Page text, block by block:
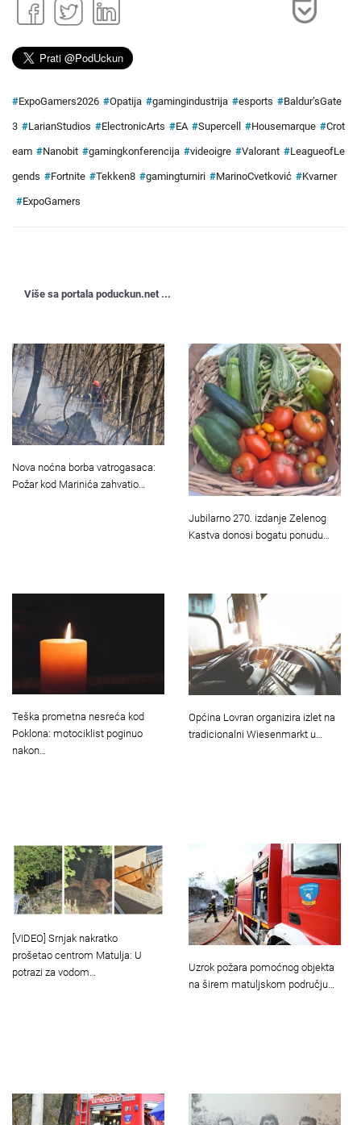
#ExpoGamers2026 #Opatija #gamingindustrija #esports #Baldur’sGate
3 #LarianStudios #ElectronicArts #EA #Supercell #Housemarque #Crot
eam #Nanobit #gamingkonferencija #videoigre #Valorant #LeagueofLe
gends #Fortnite #Tekken8 #gamingturniri #MarinoCvetković #Kvarner
#ExpoGamers
Više sa portala poduckun.net ...
Nova noćna borba vatrogasaca:
Požar kod Marinića zahvatio…
Jubilarno 270. izdanje Zelenog
Kastva donosi bogatu ponudu…
Teška prometna nesreća kod
Poklona: motociklist poginuo
nakon…
Općina Lovran organizira izlet na
tradicionalni Wiesenmarkt u…
[VIDEO] Srnjak nakratko
prošetao centrom Matulja: U
potrazi za vodom…
Uzrok požara pomoćnog objekta
na širem matuljskom području…